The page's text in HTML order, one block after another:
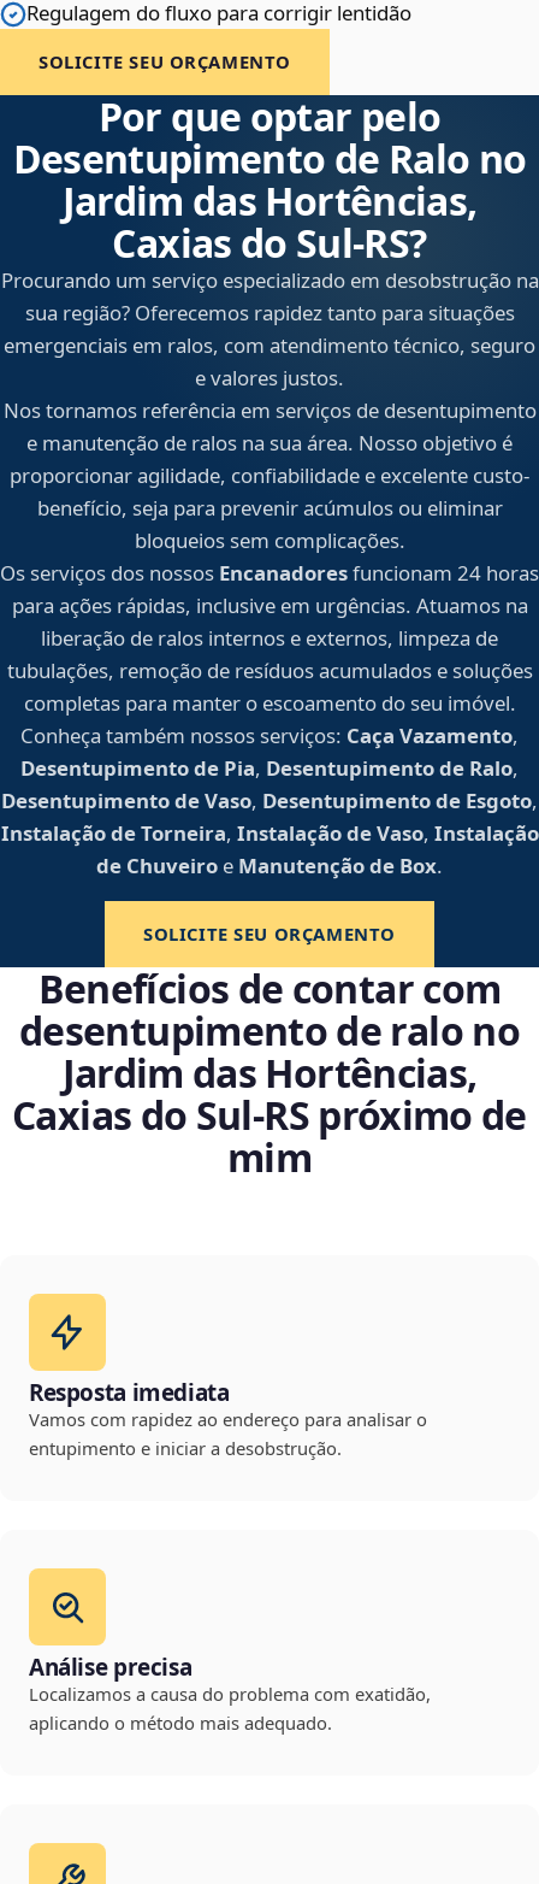
Regulagem do fluxo para corrigir lentidão
SOLICITE SEU ORÇAMENTO
Por que optar pelo
Desentupimento de Ralo no
Jardim das Hortências,
Caxias do Sul‑RS?
Procurando um serviço especializado em desobstrução na
sua região? Oferecemos rapidez tanto para situações
emergenciais em ralos, com atendimento técnico, seguro
e valores justos.
Nos tornamos referência em serviços de desentupimento
e manutenção de ralos na sua área. Nosso objetivo é
proporcionar agilidade, confiabilidade e excelente custo-
benefício, seja para prevenir acúmulos ou eliminar
bloqueios sem complicações.
Os serviços dos nossos Encanadoresfuncionam 24 horas
para ações rápidas, inclusive em urgências. Atuamos na
liberação de ralos internos e externos, limpeza de
tubulações, remoção de resíduos acumulados e soluções
completas para manter o escoamento do seu imóvel.
Conheça também nossos serviços: Caça Vazamento,
Desentupimento de Pia, Desentupimento de Ralo,
Desentupimento de Vaso, Desentupimento de Esgoto,
Instalação de Torneira, Instalação de Vaso, Instalação
de Chuveiro e Manutenção de Box.
SOLICITE SEU ORÇAMENTO
Benefícios de contar com
desentupimento de ralo no
Jardim das Hortências,
Caxias do Sul‑RS próximo de
mim
Resposta imediata
Vamos com rapidez ao endereço para analisar o
entupimento e iniciar a desobstrução.
Análise precisa
Localizamos a causa do problema com exatidão,
aplicando o método mais adequado.